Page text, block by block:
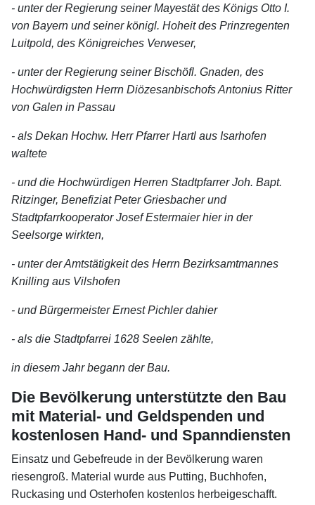
- unter der Regierung seiner Mayestät des Königs Otto I.
von Bayern und seiner königl. Hoheit des Prinzregenten
Luitpold, des Königreiches Verweser,
- unter der Regierung seiner Bischöfl. Gnaden, des
Hochwürdigsten Herrn Diözesanbischofs Antonius Ritter
von Galen in Passau
- als Dekan Hochw. Herr Pfarrer Hartl aus Isarhofen
waltete
- und die Hochwürdigen Herren Stadtpfarrer Joh. Bapt.
Ritzinger, Benefiziat Peter Griesbacher und
Stadtpfarrkooperator Josef Estermaier hier in der
Seelsorge wirkten,
- unter der Amtstätigkeit des Herrn Bezirksamtmannes
Knilling aus Vilshofen
- und Bürgermeister Ernest Pichler dahier
- als die Stadtpfarrei 1628 Seelen zählte,
in diesem Jahr begann der Bau.
Die Bevölkerung unterstützte den Bau
mit Material- und Geldspenden und
kostenlosen Hand- und Spanndiensten
Einsatz und Gebefreude in der Bevölkerung waren
riesengroß. Material wurde aus Putting, Buchhofen,
Ruckasing und Osterhofen kostenlos herbeigeschafft.